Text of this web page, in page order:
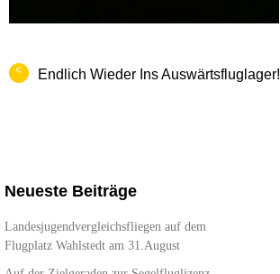
< Endlich Wieder Ins Auswärtsfluglager!
Neueste Beiträge
Landesjugendvergleichsfliegen auf dem
Flugplatz Wahlstedt am 31.August